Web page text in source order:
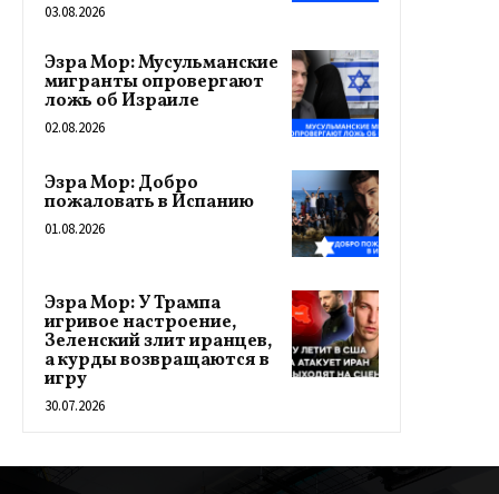
03.08.2026
Эзра Мор: Мусульманские
мигранты опровергают
ложь об Израиле
02.08.2026
Эзра Мор: Добро
пожаловать в Испанию
01.08.2026
Эзра Мор: У Трампа
игривое настроение,
Зеленский злит иранцев,
а курды возвращаются в
игру
30.07.2026